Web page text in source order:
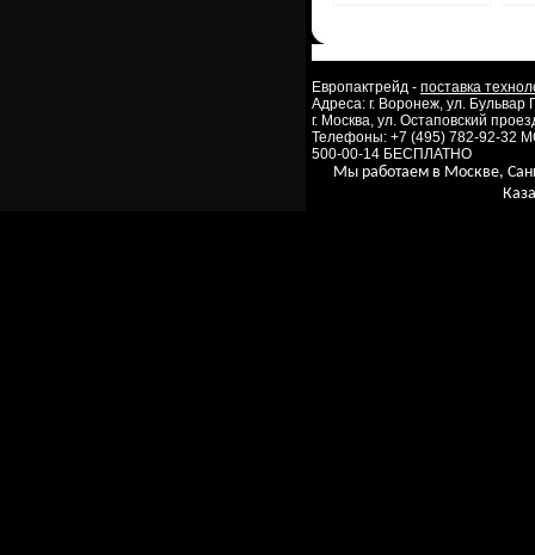
Европактрейд - поставка
Адреса: г. Воронеж, ул.
г. Москва, ул. Остаповский
Телефоны: +7 (495) 782-92-32
500-00-14 БЕСПЛАТНО
Мы работаем в Москве,